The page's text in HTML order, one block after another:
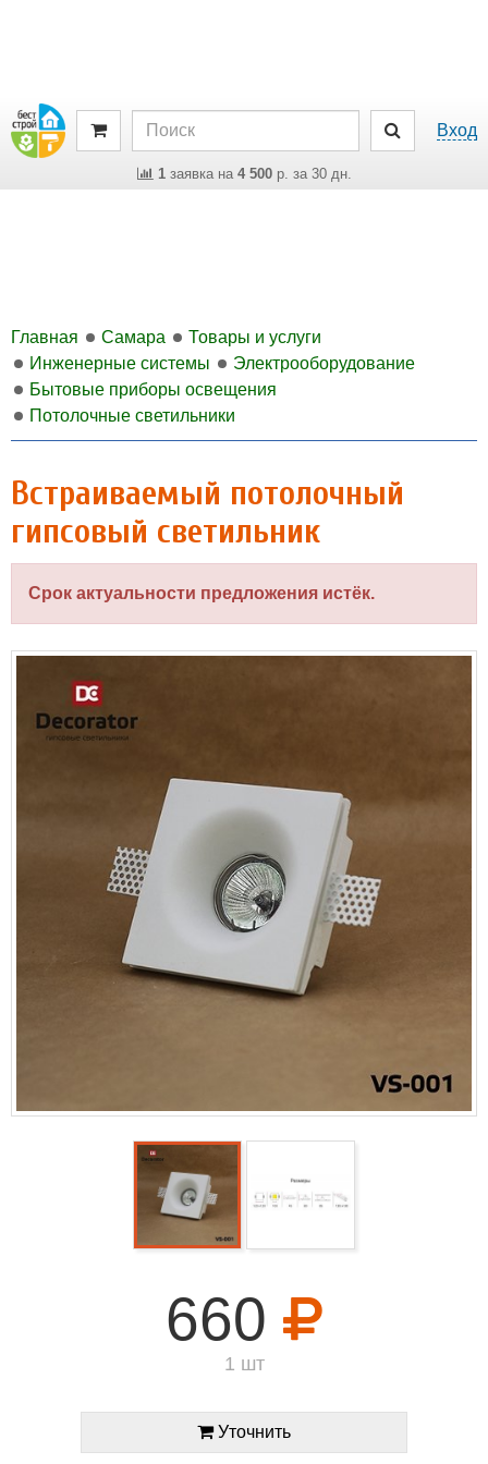
Вход
1заявка на 4 500р. за 30 дн.
Главная Самара
Товары и услуги
Инженерные системы
Электрооборудование
Бытовые приборы освещения
Потолочные светильники
Встраиваемый потолочный
гипсовый светильник
Срок актуальности предложения истёк.
660
1 шт
Уточнить